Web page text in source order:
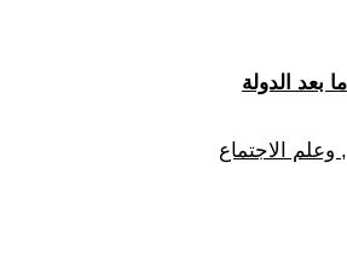
الاجتماع